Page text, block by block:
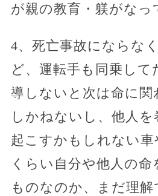
が親の教育・躾がなっ
4、死亡事故にならな
ど、運転手も同乗して
導しないと次は命に関
しかねないし、他人を
起こすかもしれない
くらい自分や他人の
ものなのか、まだ理